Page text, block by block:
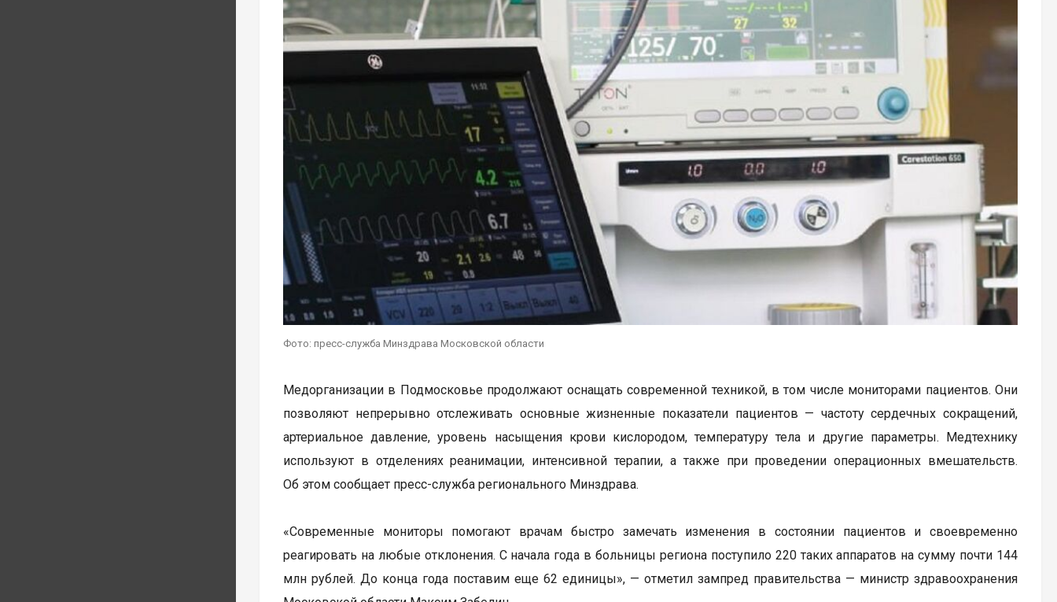
Фото: пресс-служба Минздрава Московской области
Медорганизации в Подмосковье продолжают оснащать современной техникой, в том числе мониторами пациентов. Они
позволяют непрерывно отслеживать основные жизненные показатели пациентов — частоту сердечных сокращений,
артериальное давление, уровень насыщения крови кислородом, температуру тела и другие параметры. Медтехнику
используют в отделениях реанимации, интенсивной терапии, а также при проведении операционных вмешательств.
Об этом сообщает пресс-служба регионального Минздрава.
«Современные мониторы помогают врачам быстро замечать изменения в состоянии пациентов и своевременно
реагировать на любые отклонения. С начала года в больницы региона поступило 220 таких аппаратов на сумму почти 144
млн рублей. До конца года поставим еще 62 единицы», — отметил зампред правительства — министр здравоохранения